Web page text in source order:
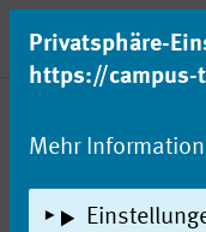
zum Inhalt
Entdecke Dein
JETZT
Privatsphäre-
https://campus-
Mehr